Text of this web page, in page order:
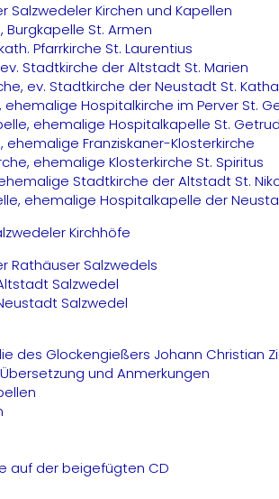
Salzwedeler Kirchen und Kapellen
Burgkapelle St. Armen
Pfarrkirche St. Laurentius
ev. Stadtkirche der Altstadt St. Marien
ev. Stadtkirche der Neustadt St.
ehemalige Hospitalkirche im Perver St.
ehemalige Hospitalkapelle St.
ehemalige Franziskaner-Klosterkirche
ehemalige Klosterkirche St. Spiritus
ehemalige Stadtkirche der Altstadt St.
ehemalige Hospitalkapelle der
Kirchhöfe
Rathäuser Salzwedels
Salzwedel
Salzwedel
des Glockengießers Johann Christian
Übersetzung und Anmerkungen
auf der beigefügten CD